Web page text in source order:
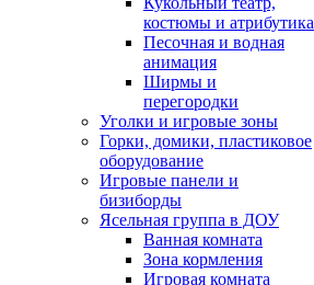
костюмы и атрибутика
Песочная и водная
анимация
Ширмы и
перегородки
Уголки и игровые зоны
Горки, домики, пластиковое
оборудование
Игровые панели и
бизиборды
Ясельная группа в ДОУ
Ванная комната
Зона кормления
Игровая комната